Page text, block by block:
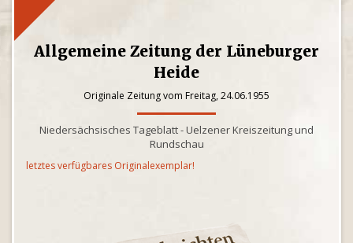
Allgemeine Zeitung der Lüneburger
Heide
Originale Zeitung vom Freitag, 24.06.1955
Niedersächsisches Tageblatt - Uelzener Kreiszeitung und
Rundschau
letztes verfügbares Originalexemplar!